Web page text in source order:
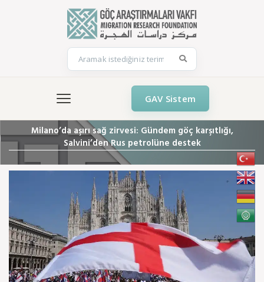
GAV Sistem
Milano’da aşırı sağ zirvesi: Gündem göç karşıtlığı,
Salvini’den Rus petrolüne destek